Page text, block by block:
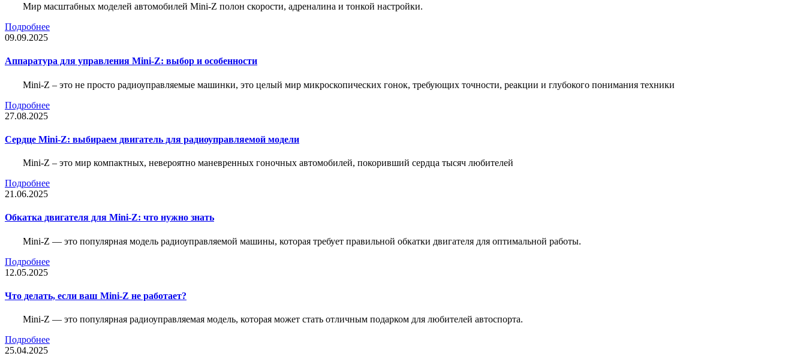
Мир масштабных моделей автомобилей Mini-Z полон скорости, адреналина и тонкой настройки.
Подробнее
09.09.2025
Аппаратура для управления Mini-Z: выбор и особенности
Mini-Z – это не просто радиоуправляемые машинки, это целый мир микроскопических гонок, требующих точности, реакции и глубокого понимания техники
Подробнее
27.08.2025
Сердце Mini-Z: выбираем двигатель для радиоуправляемой модели
Mini-Z – это мир компактных, невероятно маневренных гоночных автомобилей, покоривший сердца тысяч любителей
Подробнее
21.06.2025
Обкатка двигателя для Mini-Z: что нужно знать
Mini-Z — это популярная модель радиоуправляемой машины, которая требует правильной обкатки двигателя для оптимальной работы.
Подробнее
12.05.2025
Что делать, если ваш Mini-Z не работает?
Mini-Z — это популярная радиоуправляемая модель, которая может стать отличным подарком для любителей автоспорта.
Подробнее
25.04.2025